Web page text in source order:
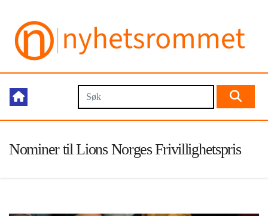
Nominer til Lions Norges Frivillighetspris